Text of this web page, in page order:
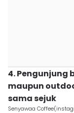
4. Pengunjung
maupun
sama sejuk
Senyawaa